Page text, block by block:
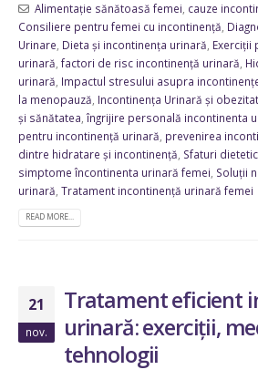
Alimentație sănătoasă femei, cauze
Consiliere pentru femei cu incontinență,
Urinare, Dieta și incontinența urinară, Exerciții
urinară, factori de risc incontinență urinară,
urinară, Impactul stresului asupra
la menopauză, Incontinența Urinară și
și sănătatea,îngrijire personală incontinenta
pentru incontinență urinară, prevenirea
dintre hidratare și incontinență, Sfaturi
simptome încontinenta urinară femei, Soluții
urinară, Tratament incontinență urinară femei
READ MORE...
21
nov.
Tratament eficient
urinară: exerciții,
tehnologii